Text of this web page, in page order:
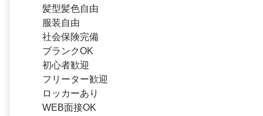
髪型髪色自由
服装自由
社会保険完備
ブランクOK
初心者歓迎
フリーター歓迎
ロッカーあり
WEB面接OK